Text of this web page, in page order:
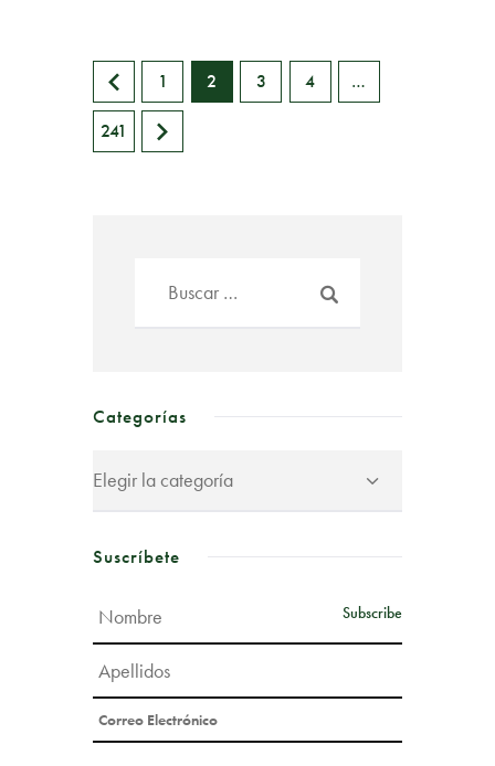
1 2 3 4 …
241
Categorías
Suscríbete